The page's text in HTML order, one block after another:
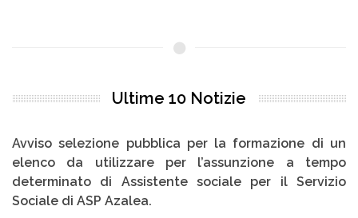
Ultime 10 Notizie
Avviso selezione pubblica per la formazione di un
elenco da utilizzare per l’assunzione a tempo
determinato di Assistente sociale per il Servizio
Sociale di ASP Azalea.